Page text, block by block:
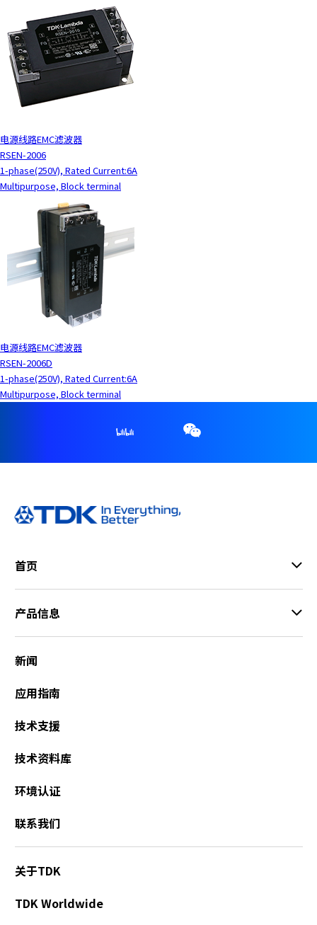
电源线路EMC滤波器
RSEN-2006
1-phase(250V), Rated Current:6A
Multipurpose, Block terminal
电源线路EMC滤波器
RSEN-2006D
1-phase(250V), Rated Current:6A
Multipurpose, Block terminal
首页
产品信息
新闻
应用指南
技术支援
技术资料库
环境认证
联系我们
关于TDK
TDK Worldwide